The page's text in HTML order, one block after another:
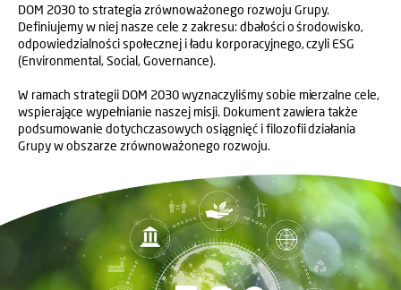
DOM 2030 to strategia zrównoważonego rozwoju Grupy.
Definiujemy w niej nasze cele z zakresu: dbałości o środowisko,
odpowiedzialności społecznej i ładu korporacyjnego, czyli ESG
(Environmental, Social, Governance).
W ramach strategii DOM 2030 wyznaczyliśmy sobie mierzalne cele,
wspierające wypełnianie naszej misji. Dokument zawiera także
podsumowanie dotychczasowych osiągnięć i filozofii działania
Grupy w obszarze zrównoważonego rozwoju.